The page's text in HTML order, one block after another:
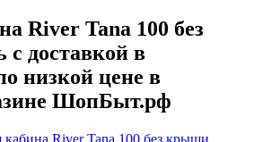
River Tana 100 без
доставкой в
низкой цене в
ШопБыт.рф